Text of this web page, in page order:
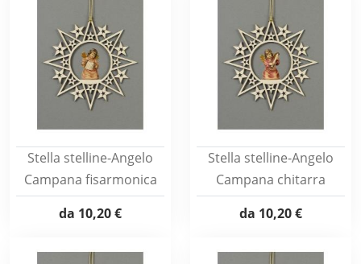
Stella stelline-Angelo
Campana fisarmonica
da 10,20 €
Stella stelline-Angelo
Campana chitarra
da 10,20 €